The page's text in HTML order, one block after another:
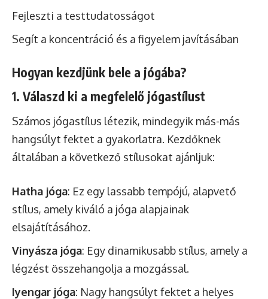
Fejleszti a testtudatosságot
Segít a koncentráció és a figyelem javításában
Hogyan kezdjünk bele a jógába?
1. Válaszd ki a megfelelő jógastílust
Számos jógastílus létezik, mindegyik más-más
hangsúlyt fektet a gyakorlatra. Kezdőknek
általában a következő stílusokat ajánljuk:
Hatha jóga: Ez egy lassabb tempójú, alapvető
stílus, amely kiváló a jóga alapjainak
elsajátításához.
Vinyásza jóga: Egy dinamikusabb stílus, amely a
légzést összehangolja a mozgással.
Iyengar jóga: Nagy hangsúlyt fektet a helyes